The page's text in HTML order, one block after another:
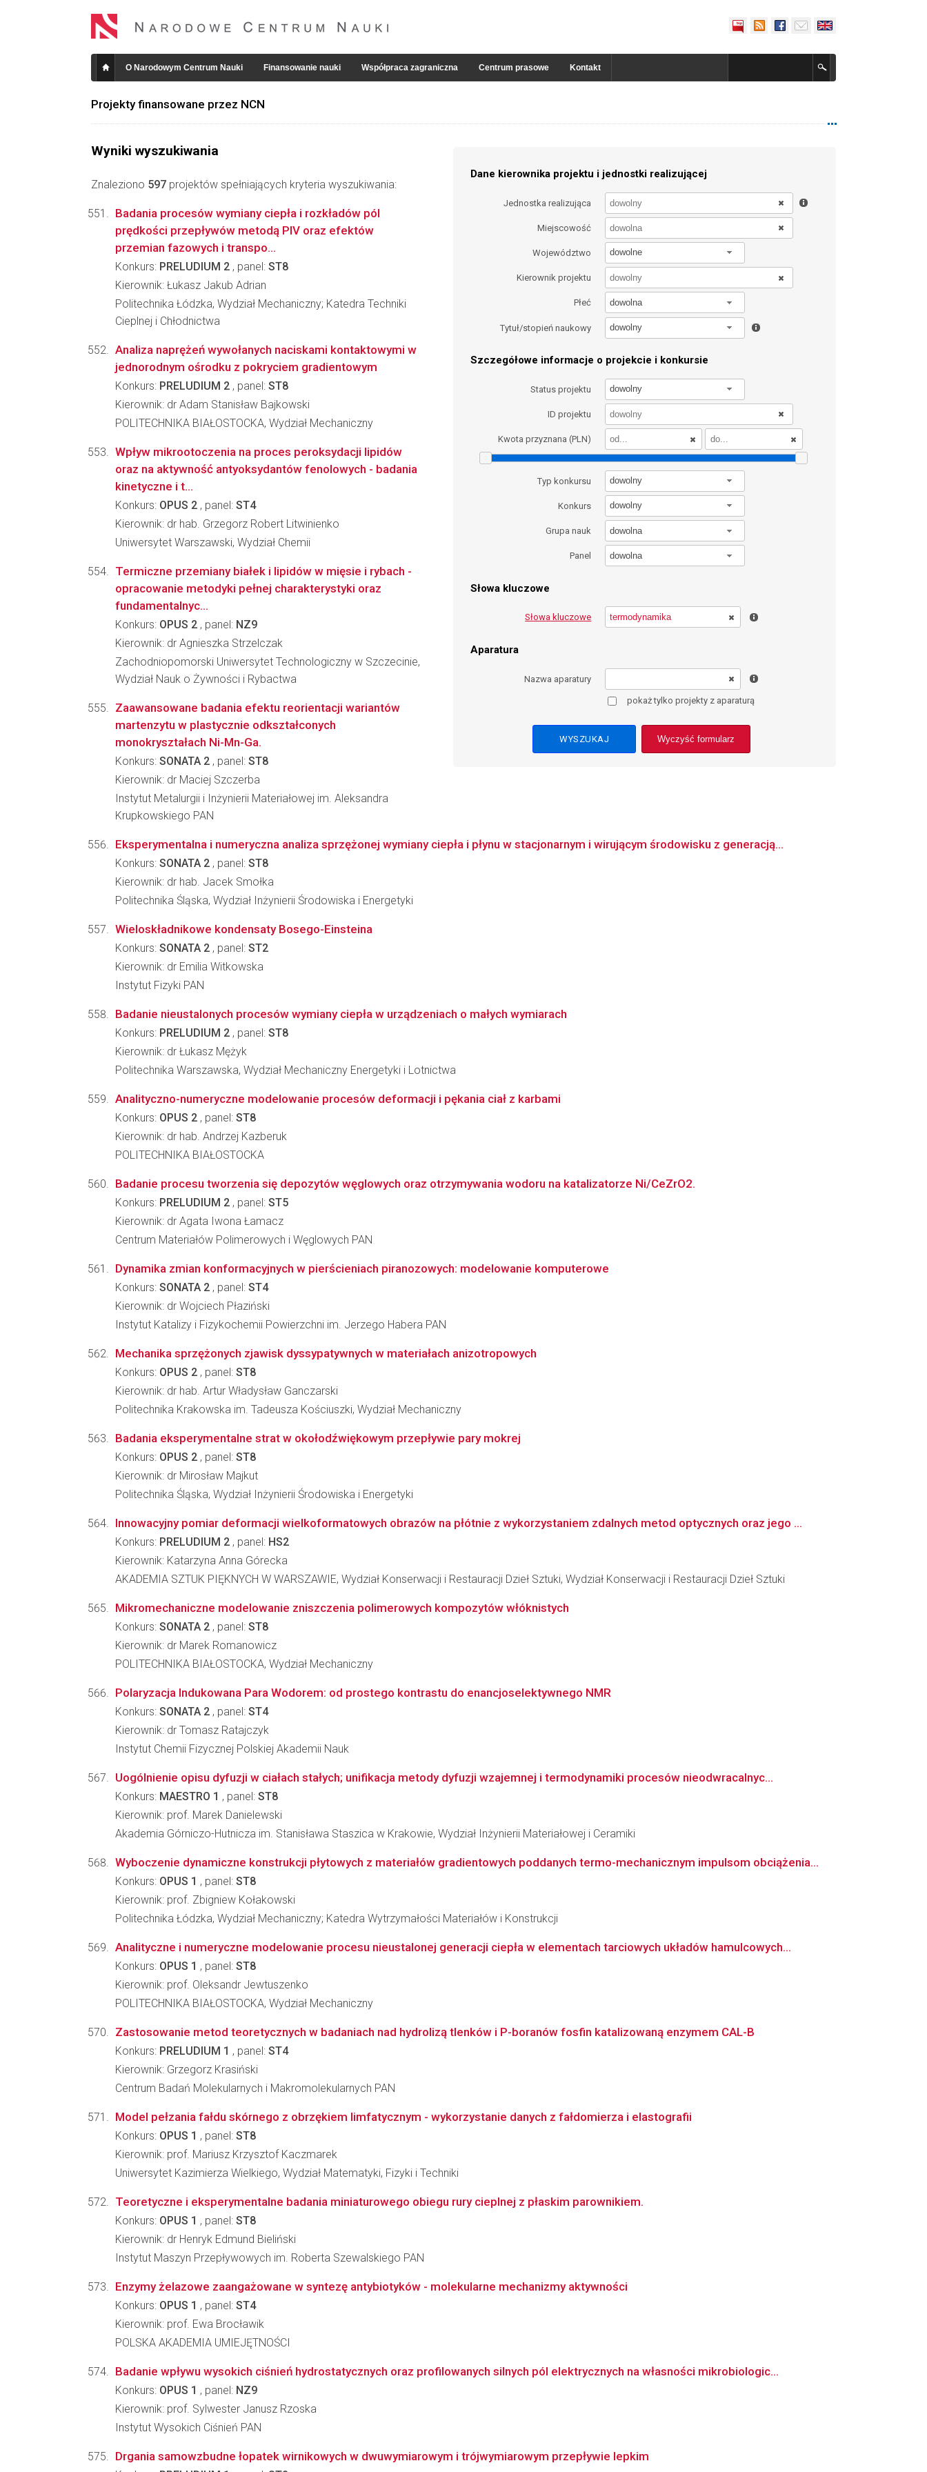
O Narodowym Centrum Nauki Finansowanie nauki Współpraca zagraniczna Centrum prasowe Kontakt
Projekty finansowane przez NCN
Wyniki wyszukiwania
Znaleziono 597 projektów spełniających kryteria wyszukiwania:
Dane kierownika projektu i jednostki realizującej
Jednostka realizująca
Miejscowość
Województwo dowolne
Kierownik projektu
Płeć dowolna
Tytuł/stopień naukowy dowolny
Szczegółowe informacje o projekcie i konkursie
Status projektu dowolny
ID projektu
Kwota przyznana (PLN)
Typ konkursu dowolny
Konkurs dowolny
Grupa nauk dowolna
Panel dowolna
Słowa kluczowe
Słowa kluczowe
Aparatura
Nazwa aparatury
pokaż tylko projekty z aparaturą
Wyczyść formularz
Badania procesów wymiany ciepła i rozkładów pól
prędkości przepływów metodą PIV oraz efektów
przemian fazowych i transpo...
Konkurs: PRELUDIUM 2 , panel: ST8
Kierownik: Łukasz Jakub Adrian
Politechnika Łódzka, Wydział Mechaniczny; Katedra Techniki
Cieplnej i Chłodnictwa
Analiza naprężeń wywołanych naciskami kontaktowymi w
jednorodnym ośrodku z pokryciem gradientowym
Konkurs: PRELUDIUM 2 , panel: ST8
Kierownik: dr Adam Stanisław Bajkowski
POLITECHNIKA BIAŁOSTOCKA, Wydział Mechaniczny
Wpływ mikrootoczenia na proces peroksydacji lipidów
oraz na aktywność antyoksydantów fenolowych - badania
kinetyczne i t...
Konkurs: OPUS 2 , panel: ST4
Kierownik: dr hab. Grzegorz Robert Litwinienko
Uniwersytet Warszawski, Wydział Chemii
Termiczne przemiany białek i lipidów w mięsie i rybach -
opracowanie metodyki pełnej charakterystyki oraz
fundamentalnyc...
Konkurs: OPUS 2 , panel: NZ9
Kierownik: dr Agnieszka Strzelczak
Zachodniopomorski Uniwersytet Technologiczny w Szczecinie,
Wydział Nauk o Żywności i Rybactwa
Zaawansowane badania efektu reorientacji wariantów
martenzytu w plastycznie odkształconych
monokryształach Ni-Mn-Ga.
Konkurs: SONATA 2 , panel: ST8
Kierownik: dr Maciej Szczerba
Instytut Metalurgii i Inżynierii Materiałowej im. Aleksandra
Krupkowskiego PAN
Eksperymentalna i numeryczna analiza sprzężonej wymiany ciepła i płynu w stacjonarnym i wirującym środowisku z generacją...
Konkurs: SONATA 2 , panel: ST8
Kierownik: dr hab. Jacek Smołka
Politechnika Śląska, Wydział Inżynierii Środowiska i Energetyki
Wieloskładnikowe kondensaty Bosego-Einsteina
Konkurs: SONATA 2 , panel: ST2
Kierownik: dr Emilia Witkowska
Instytut Fizyki PAN
Badanie nieustalonych procesów wymiany ciepła w urządzeniach o małych wymiarach
Konkurs: PRELUDIUM 2 , panel: ST8
Kierownik: dr Łukasz Mężyk
Politechnika Warszawska, Wydział Mechaniczny Energetyki i Lotnictwa
Analityczno-numeryczne modelowanie procesów deformacji i pękania ciał z karbami
Konkurs: OPUS 2 , panel: ST8
Kierownik: dr hab. Andrzej Kazberuk
POLITECHNIKA BIAŁOSTOCKA
Badanie procesu tworzenia się depozytów węglowych oraz otrzymywania wodoru na katalizatorze Ni/CeZrO2.
Konkurs: PRELUDIUM 2 , panel: ST5
Kierownik: dr Agata Iwona Łamacz
Centrum Materiałów Polimerowych i Węglowych PAN
Dynamika zmian konformacyjnych w pierścieniach piranozowych: modelowanie komputerowe
Konkurs: SONATA 2 , panel: ST4
Kierownik: dr Wojciech Płaziński
Instytut Katalizy i Fizykochemii Powierzchni im. Jerzego Habera PAN
Mechanika sprzężonych zjawisk dyssypatywnych w materiałach anizotropowych
Konkurs: OPUS 2 , panel: ST8
Kierownik: dr hab. Artur Władysław Ganczarski
Politechnika Krakowska im. Tadeusza Kościuszki, Wydział Mechaniczny
Badania eksperymentalne strat w okołodźwiękowym przepływie pary mokrej
Konkurs: OPUS 2 , panel: ST8
Kierownik: dr Mirosław Majkut
Politechnika Śląska, Wydział Inżynierii Środowiska i Energetyki
Innowacyjny pomiar deformacji wielkoformatowych obrazów na płótnie z wykorzystaniem zdalnych metod optycznych oraz jego ...
Konkurs: PRELUDIUM 2 , panel: HS2
Kierownik: Katarzyna Anna Górecka
AKADEMIA SZTUK PIĘKNYCH W WARSZAWIE, Wydział Konserwacji i Restauracji Dzieł Sztuki, Wydział Konserwacji i Restauracji Dzieł Sztuki
Mikromechaniczne modelowanie zniszczenia polimerowych kompozytów włóknistych
Konkurs: SONATA 2 , panel: ST8
Kierownik: dr Marek Romanowicz
POLITECHNIKA BIAŁOSTOCKA, Wydział Mechaniczny
Polaryzacja Indukowana Para Wodorem: od prostego kontrastu do enancjoselektywnego NMR
Konkurs: SONATA 2 , panel: ST4
Kierownik: dr Tomasz Ratajczyk
Instytut Chemii Fizycznej Polskiej Akademii Nauk
Uogólnienie opisu dyfuzji w ciałach stałych; unifikacja metody dyfuzji wzajemnej i termodynamiki procesów nieodwracalnyc...
Konkurs: MAESTRO 1 , panel: ST8
Kierownik: prof. Marek Danielewski
Akademia Górniczo-Hutnicza im. Stanisława Staszica w Krakowie, Wydział Inżynierii Materiałowej i Ceramiki
Wyboczenie dynamiczne konstrukcji płytowych z materiałów gradientowych poddanych termo-mechanicznym impulsom obciążenia...
Konkurs: OPUS 1 , panel: ST8
Kierownik: prof. Zbigniew Kołakowski
Politechnika Łódzka, Wydział Mechaniczny; Katedra Wytrzymałości Materiałów i Konstrukcji
Analityczne i numeryczne modelowanie procesu nieustalonej generacji ciepła w elementach tarciowych układów hamulcowych...
Konkurs: OPUS 1 , panel: ST8
Kierownik: prof. Oleksandr Jewtuszenko
POLITECHNIKA BIAŁOSTOCKA, Wydział Mechaniczny
Zastosowanie metod teoretycznych w badaniach nad hydrolizą tlenków i P-boranów fosfin katalizowaną enzymem CAL-B
Konkurs: PRELUDIUM 1 , panel: ST4
Kierownik: Grzegorz Krasiński
Centrum Badań Molekularnych i Makromolekularnych PAN
Model pełzania fałdu skórnego z obrzękiem limfatycznym - wykorzystanie danych z fałdomierza i elastografii
Konkurs: OPUS 1 , panel: ST8
Kierownik: prof. Mariusz Krzysztof Kaczmarek
Uniwersytet Kazimierza Wielkiego, Wydział Matematyki, Fizyki i Techniki
Teoretyczne i eksperymentalne badania miniaturowego obiegu rury cieplnej z płaskim parownikiem.
Konkurs: OPUS 1 , panel: ST8
Kierownik: dr Henryk Edmund Bieliński
Instytut Maszyn Przepływowych im. Roberta Szewalskiego PAN
Enzymy żelazowe zaangażowane w syntezę antybiotyków - molekularne mechanizmy aktywności
Konkurs: OPUS 1 , panel: ST4
Kierownik: prof. Ewa Brocławik
POLSKA AKADEMIA UMIEJĘTNOŚCI
Badanie wpływu wysokich ciśnień hydrostatycznych oraz profilowanych silnych pól elektrycznych na własności mikrobiologic...
Konkurs: OPUS 1 , panel: NZ9
Kierownik: prof. Sylwester Janusz Rzoska
Instytut Wysokich Ciśnień PAN
Drgania samowzbudne łopatek wirnikowych w dwuwymiarowym i trójwymiarowym przepływie lepkim